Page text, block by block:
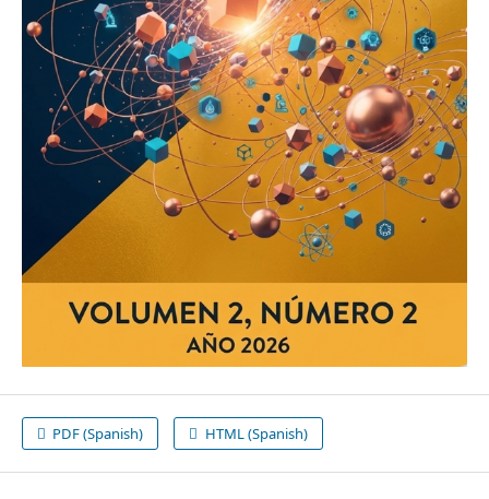
PDF (Spanish) HTML (Spanish)